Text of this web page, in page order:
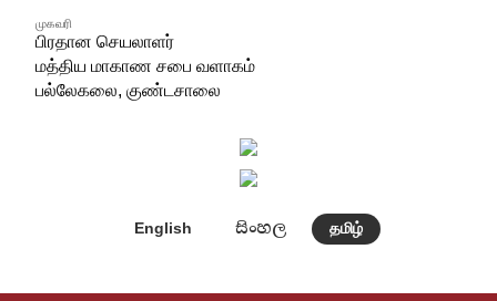
முகவரி
பிரதான செயலாளர்
மத்திய மாகாண சபை வளாகம்
பல்லேகலை, குண்டசாலை
English සිංහල தமிழ்